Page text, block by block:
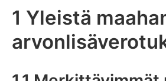
1 Yleistä